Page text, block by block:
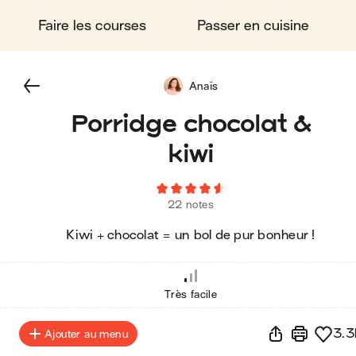
Faire les courses Passer en cuisine
Porridge chocolat &
kiwi
22 notes
Kiwi + chocolat = un bol de pur bonheur !
Anaïs
Très facile
Ajouter au menu